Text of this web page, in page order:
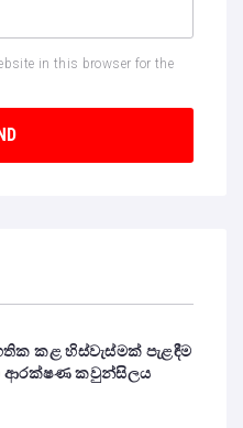
in this browser for the
කළ හිස්වැස්මක් පැළඳීම
ආරක්ෂණ කවුන්සිලය